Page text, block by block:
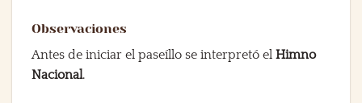
Observaciones
Antes de iniciar el paseíllo se interpretó el Himno
Nacional.